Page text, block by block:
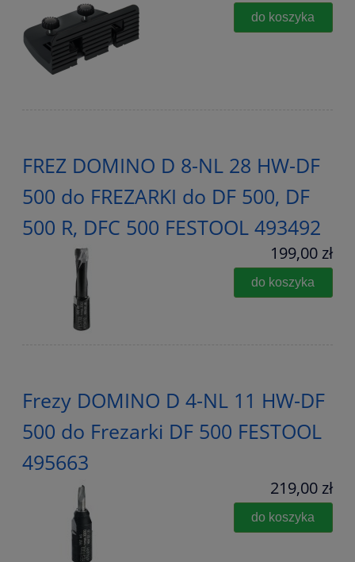
do koszyka
FREZ DOMINO D 8-NL 28 HW-DF
500 do FREZARKI do DF 500, DF
500 R, DFC 500 FESTOOL 493492
199,00 zł
do koszyka
Frezy DOMINO D 4-NL 11 HW-DF
500 do Frezarki DF 500 FESTOOL
495663
219,00 zł
do koszyka